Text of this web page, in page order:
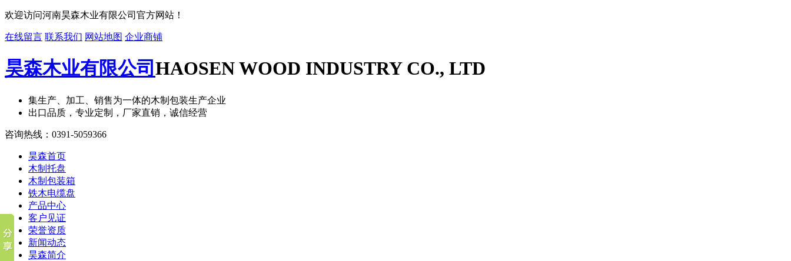
欢迎访问河南昊森木业有限公司官方网站！
在线留言 联系我们 网站地图 企业商铺
昊森木业有限公司HAOSEN WOOD INDUSTRY CO., LTD
集生产、加工、销售为一体的木制包装生产企业
出口品质，专业定制，厂家直销，诚信经营
咨询热线： 0391-5059366
昊森首页
木制托盘
木制包装箱
铁木电缆盘
产品中心
客户见证
荣誉资质
新闻动态
昊森简介